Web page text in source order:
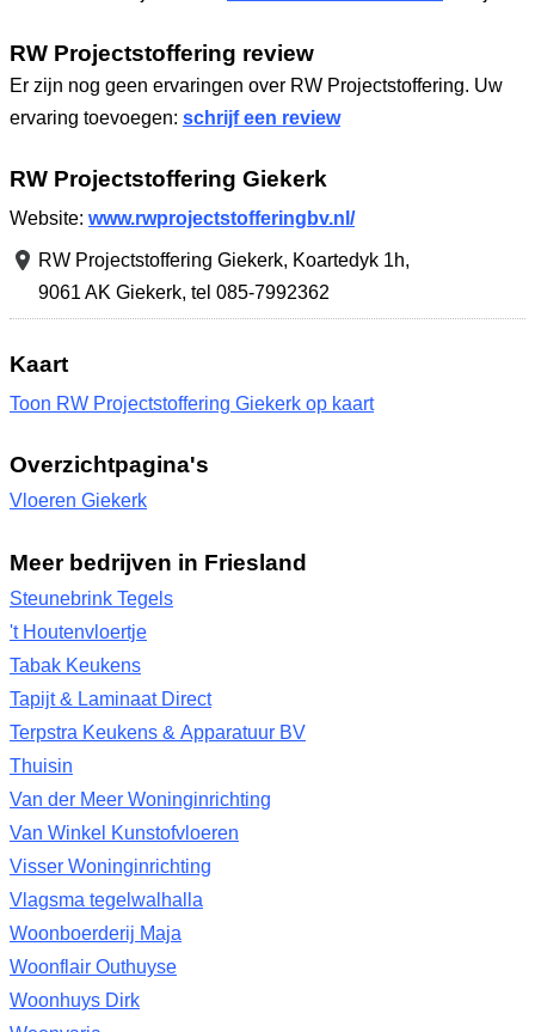
RW Projectstoffering review
Er zijn nog geen ervaringen over RW Projectstoffering. Uw
ervaring toevoegen: schrijf een review
RW Projectstoffering Giekerk
Website: www.rwprojectstofferingbv.nl/
RW Projectstoffering Giekerk, Koartedyk 1h,
9061 AK Giekerk, tel 085-7992362
Kaart
Toon RW Projectstoffering Giekerk op kaart
Overzichtpagina's
Vloeren Giekerk
Meer bedrijven in Friesland
Steunebrink Tegels
't Houtenvloertje
Tabak Keukens
Tapijt & Laminaat Direct
Terpstra Keukens & Apparatuur BV
Thuisin
Van der Meer Woninginrichting
Van Winkel Kunstofvloeren
Visser Woninginrichting
Vlagsma tegelwalhalla
Woonboerderij Maja
Woonflair Outhuyse
Woonhuys Dirk